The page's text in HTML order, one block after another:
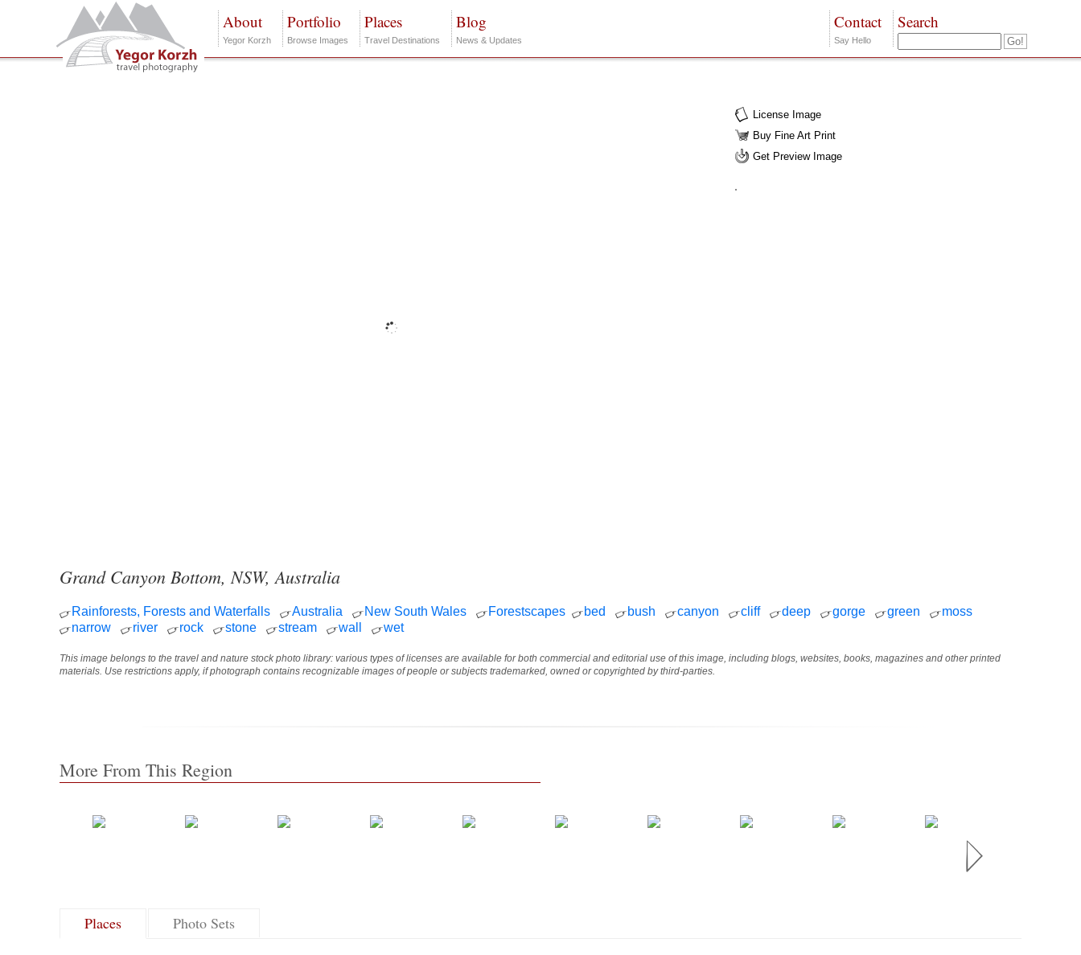
About
Yegor Korzh
Portfolio
Browse Images
Places
Travel Destinations
Blog
News & Updates
Search
Contact
Say Hello
License Image
Buy Fine Art Print
Get Preview Image
Grand Canyon Bottom, NSW, Australia
Rainforests, Forests and Waterfalls Australia New South Wales Forestscapes bed bush canyon cliff deep gorge green
moss
narrow
river rock stone stream wall wet
This image belongs to the travel and nature stock photo library: various types of licenses are available for both commercial and editorial use of this image, including blogs, websites, books, magazines and other printed
materials. Use restrictions apply, if photograph contains recognizable images of people or subjects trademarked, owned or copyrighted by third-parties.
More From This Region
Places Photo Sets